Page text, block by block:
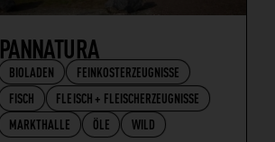
PANNATURA
BIOLADEN
FEINKOSTERZEUGNISSE
FISCH
FLEISCH + FLEISCHERZEUGNISSE
MARKTHALLE
ÖLE WILD